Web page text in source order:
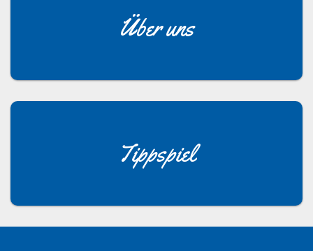
Über uns
Tippspiel